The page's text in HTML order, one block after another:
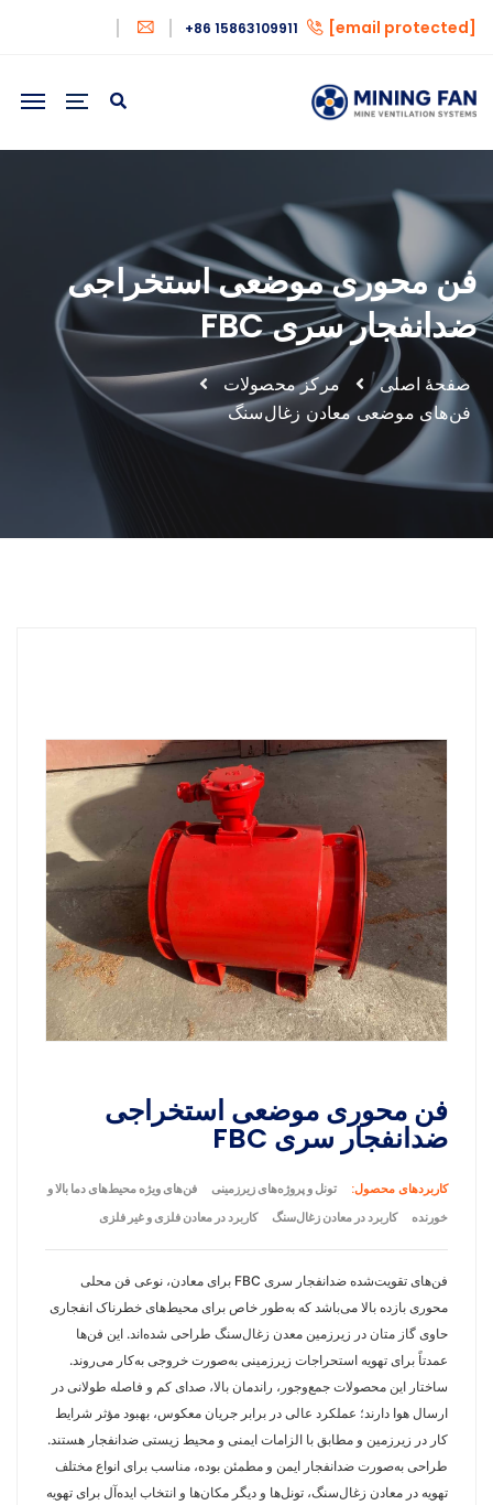
[email protected]
+86 15863109911
فن محوری موضعی استخراجی
ضدانفجار سری FBC
صفحهٔ اصلی
مرکز محصولات
فن‌های موضعی معادن زغال‌سنگ
فن محوری موضعی استخراجی
ضدانفجار سری FBC
کاربردهای محصول: تونل و پروژه‌های زیرزمینی
فن‌های ویژه محیط‌های دما بالا و
خورنده
کاربرد در معادن زغال‌سنگ کاربرد در معادن فلزی و غیر فلزی
فن‌های تقویت‌شده ضدانفجار سری FBC برای معادن، نوعی فن محلی
محوری بازده بالا می‌باشد که به‌طور خاص برای محیط‌های خطرناک انفجاری
حاوی گاز متان در زیرزمین معدن زغال‌سنگ طراحی شده‌اند. این فن‌ها
عمدتاً برای تهویه استحراجات زیرزمینی به‌صورت خروجی به‌کار می‌روند.
ساختار این محصولات جمع‌وجور، راندمان بالا، صدای کم و فاصله طولانی در
ارسال هوا دارند؛ عملکرد عالی در برابر جریان معکوس، بهبود مؤثر شرایط
کار در زیرزمین و مطابق با الزامات ایمنی و محیط زیستی ضدانفجار هستند.
طراحی به‌صورت ضدانفجار ایمن و مطمئن بوده، مناسب برای انواع مختلف
تهویه در معادن زغال‌سنگ، تونل‌ها و دیگر مکان‌ها و انتخاب ایده‌آل برای تهویه